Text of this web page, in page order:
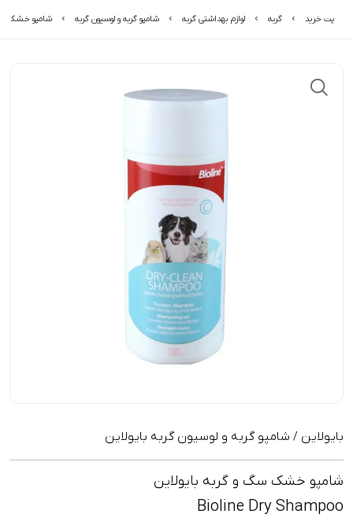
پت خرید گربه لوازم بهداشتی گربه شامپو گربه و لوسیون گربه شامپو خشک سگ
بایولاین / شامپو گربه و لوسیون گربه بایولاین
شامپو خشک سگ و گربه بایولاین
Bioline Dry Shampoo